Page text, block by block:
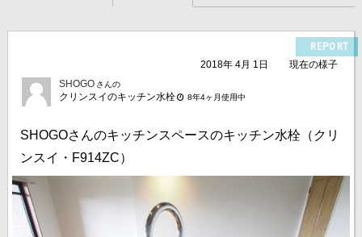
REPORT
2018年 4月 1日
現在の様子
SHOGO さんの
クリンスイのキッチン水栓 8年4ヶ月使用中
SHOGOさんのキッチンスペースのキッチン水栓（クリ
ンスイ・F914ZC）